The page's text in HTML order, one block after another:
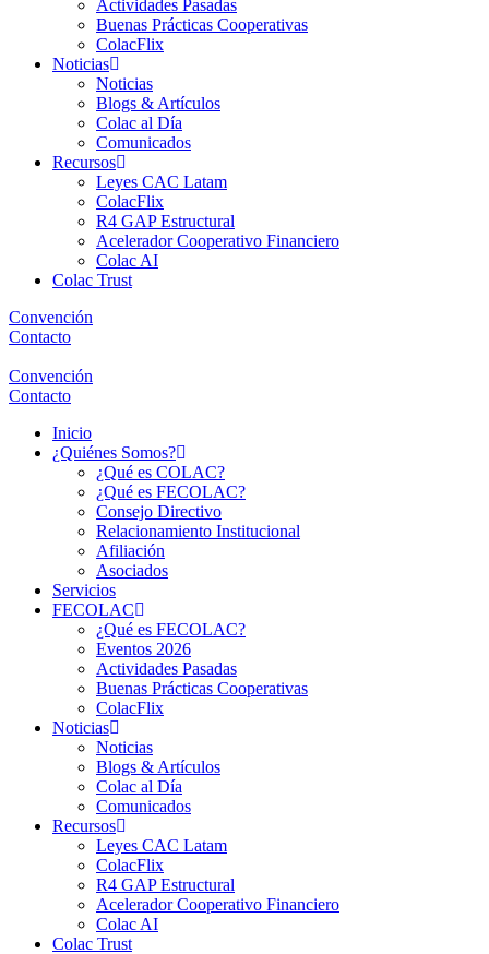
Actividades Pasadas
Buenas Prácticas Cooperativas
ColacFlix
Noticias
Noticias
Blogs & Artículos
Colac al Día
Comunicados
Recursos
Leyes CAC Latam
ColacFlix
R4 GAP Estructural
Acelerador Cooperativo Financiero
Colac AI
Colac Trust
Convención
Contacto
Convención
Contacto
Inicio
¿Quiénes Somos?
¿Qué es COLAC?
¿Qué es FECOLAC?
Consejo Directivo
Relacionamiento Institucional
Afiliación
Asociados
Servicios
FECOLAC
¿Qué es FECOLAC?
Eventos 2026
Actividades Pasadas
Buenas Prácticas Cooperativas
ColacFlix
Noticias
Noticias
Blogs & Artículos
Colac al Día
Comunicados
Recursos
Leyes CAC Latam
ColacFlix
R4 GAP Estructural
Acelerador Cooperativo Financiero
Colac AI
Colac Trust